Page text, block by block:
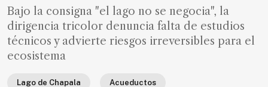
Bajo la consigna "el lago no se negocia", la
dirigencia tricolor denuncia falta de estudios
técnicos y advierte riesgos irreversibles para el
ecosistema
Lago de Chapala Acueductos